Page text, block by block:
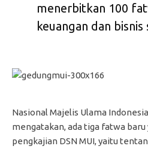
menerbitkan 100
keuangan dan bisnis
Nasional Majelis Ulama
mengatakan, ada tiga fatwa baru
pengkajian DSN MUI, yaitu